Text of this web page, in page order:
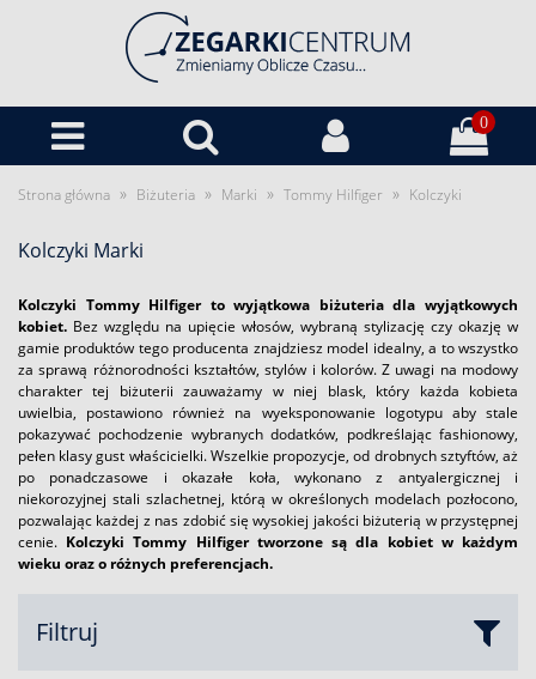
0
Strona główna » Biżuteria » Marki » Tommy Hilfiger » Kolczyki
Kolczyki Marki
Kolczyki Tommy Hilfiger to wyjątkowa biżuteria dla wyjątkowych
kobiet. Bez względu na upięcie włosów, wybraną stylizację czy okazję w
gamie produktów tego producenta znajdziesz model idealny, a to wszystko
za sprawą różnorodności kształtów, stylów i kolorów. Z uwagi na modowy
charakter tej biżuterii zauważamy w niej blask, który każda kobieta
uwielbia, postawiono również na wyeksponowanie logotypu aby stale
pokazywać pochodzenie wybranych dodatków, podkreślając fashionowy,
pełen klasy gust właścicielki. Wszelkie propozycje, od drobnych sztyftów, aż
po ponadczasowe i okazałe koła, wykonano z antyalergicznej i
niekorozyjnej stali szlachetnej, którą w określonych modelach pozłocono,
pozwalając każdej z nas zdobić się wysokiej jakości biżuterią w przystępnej
cenie. Kolczyki Tommy Hilfiger tworzone są dla kobiet w każdym
wieku oraz o różnych preferencjach.
Filtruj